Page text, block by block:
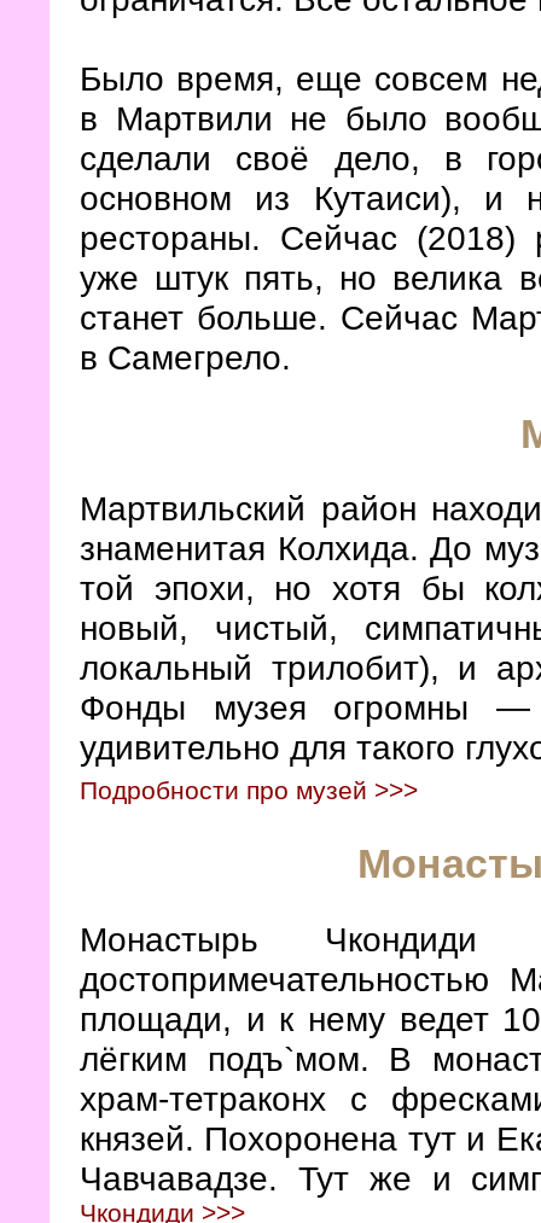
Было время, еще совсем
в Мартвили не было
сделали своё дело, в
основном из Кутаиси), и
рестораны. Сейчас (2018)
уже штук пять, но велика
станет больше. Сейчас
в Самегрело.
Мартвильский район
знаменитая Колхида. До
той эпохи, но хотя бы
новый, чистый,
локальный трилобит), и
Фонды музея огромны —
удивительно для такого
Подробности про музей >>>
Монастырь Чкондиди
достопримечательностью
площади, и к нему ведет
лёгким подъ`мом. В
храм-тетраконх с
князей. Похоронена тут и
Чавчавадзе. Тут же и
Чкондиди >>>